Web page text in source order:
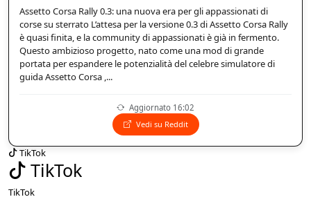
Assetto Corsa Rally 0.3: una nuova era per gli appassionati di
corse su sterrato L’attesa per la versione 0.3 di Assetto Corsa Rally
è quasi finita, e la community di appassionati è già in fermento.
Questo ambizioso progetto, nato come una mod di grande
portata per espandere le potenzialità del celebre simulatore di
guida Assetto Corsa ,...
Aggiornato 16:02
Vedi su Reddit
TikTok
TikTok
TikTok